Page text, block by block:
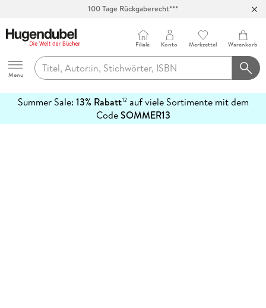
100 Tage Rückgaberecht***
Hugendubel
Menu
Filiale Konto Merkzettel Warenkorb
Summer Sale: 13% Rabatt12auf viele Sortimente mit dem
CodeSOMMER13
erfahren